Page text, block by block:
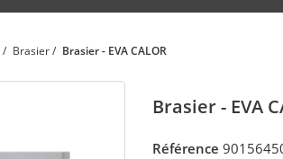
/ Brasier/ Brasier - EVA CALOR
Brasier - EVA
Référence